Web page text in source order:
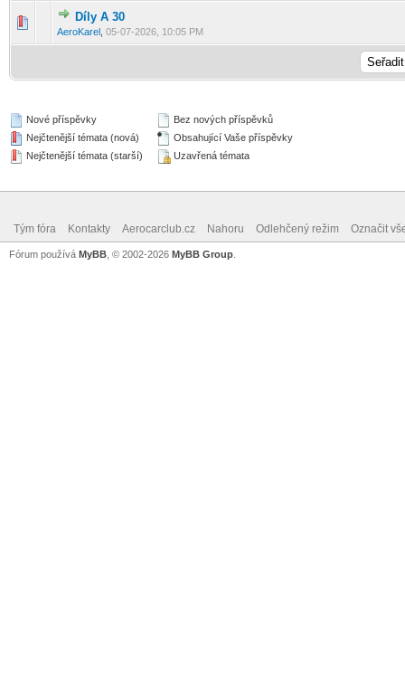
Díly A 30
AeroKarel 05-07-2026, 10:05 PM
0 hlas(ů) - 0 z 5 možných
Nové příspěvky
Nejčtenější témata (nová)
Nejčtenější témata (starší)
Bez nových příspěvků
Obsahující Vaše příspěvky
Uzavřená témata
Tým fóra Kontakty Aerocarclub.cz Nahoru Odlehčený režim Označit
Fórum používá MyBB , © 2002-2026 MyBB Group